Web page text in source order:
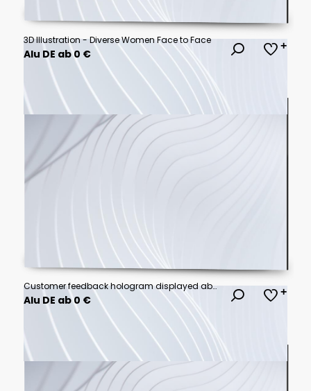
3D Illustration - Diverse Women Face to Face
Alu DE ab 0 €
Customer feedback hologram displayed above businessman hands with glowing review icons and approval symbols in a professional corporate office featuring soft focus background and premium business tech
Alu DE ab 0 €